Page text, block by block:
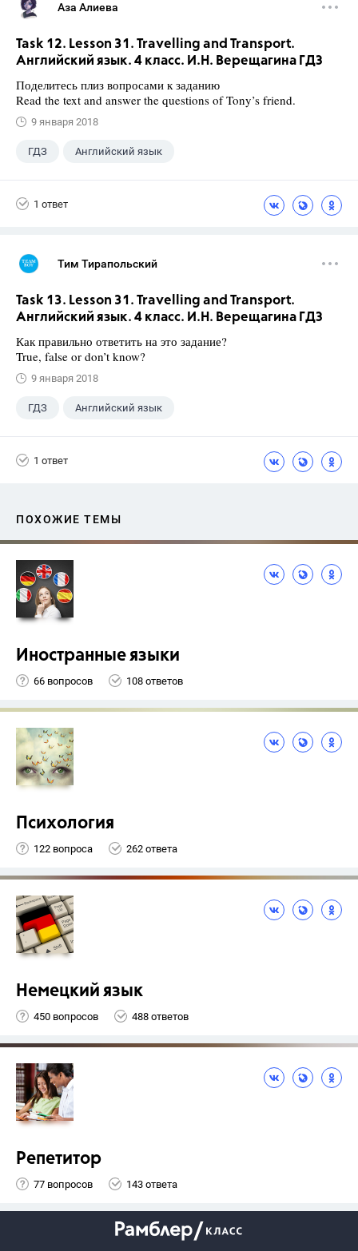
Аза Алиева
Task 12. Lesson 31. Travelling and Transport.
Английский язык. 4 класс. И.Н. Верещагина ГДЗ
Поделитесь плиз вопросами к заданию
Read the text and answer the questions of Tony’s friend.
9 января 2018
ГДЗ Английский язык
1 ответ
Тим Тирапольский
Task 13. Lesson 31. Travelling and Transport.
Английский язык. 4 класс. И.Н. Верещагина ГДЗ
Как правильно ответить на это задание?
True, false or don’t know?
9 января 2018
ГДЗ Английский язык
1 ответ
ПОХОЖИЕ ТЕМЫ
Иностранные языки
66 вопросов 108 ответов
Психология
122 вопроса 262 ответа
Немецкий язык
450 вопросов 488 ответов
Репетитор
77 вопросов 143 ответа